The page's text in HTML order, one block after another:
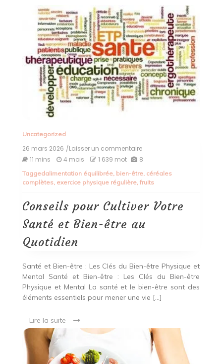
Uncategorized
26 mars 2026 /Laisser un commentaireon
Conseils
Cultiver
Votre
Bien-
au
11 mins 4 mois 1 639 mot 8
Taggedalimentation équilibrée, bien-être, céréales
complètes, exercice physique régulière, fruits
Conseils pour Cultiver Votre
Santé et Bien-être au
Quotidien
Santé et Bien-être : Les Clés du Bien-être Physique et
Mental Santé et Bien-être : Les Clés du Bien-être
Physique et Mental La santé et le bien-être sont des
éléments essentiels pour mener une vie […]
Lire la suite